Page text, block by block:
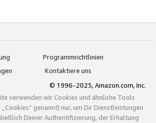
Programmrichtlinien
Kontaktiere uns
© 1996-2025, Amazon.com, Inc.
verwenden wir Cookies und ähnliche Tools
genannt) nur, um Dir Dienstleistungen
Deiner Authentifizierung, der Erhaltung